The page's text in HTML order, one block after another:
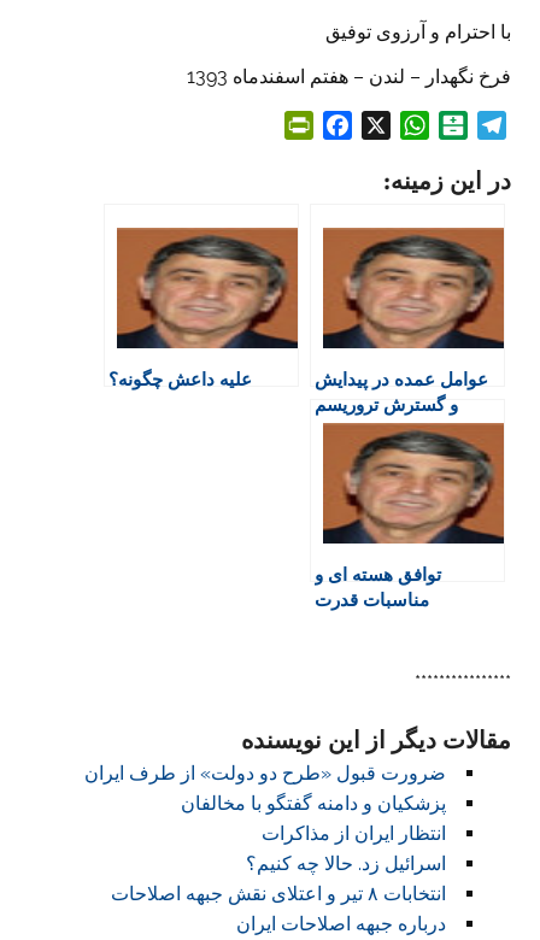
با احترام و آرزوی توفیق
فرخ نگهدار – لندن – هفتم اسفندماه 1393
l
g
r
a
m
t
a
r
i
n
W
a
s
A
p
p
F
r
e
در این زمینه:
عوامل عمده در پیدایش
و گسترش تروریسم
کدام‌اند؟
علیه داعش چگونه؟
توافق هسته ای و
مناسبات قدرت
****************
مقالات دیگر از این نویسنده
ضرورت قبول «طرح دو دولت» از طرف ایران
پزشکیان و دامنه گفتگو با مخالفان
انتظار ایران از مذاکرات
اسرائیل زد. حالا چه کنیم؟
انتخابات ۸ تیر و اعتلای نقش جبهه اصلاحات
درباره جبهه اصلاحات ایران